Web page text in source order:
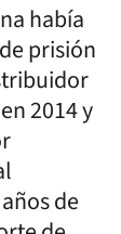
había
prisión
2014 y
de